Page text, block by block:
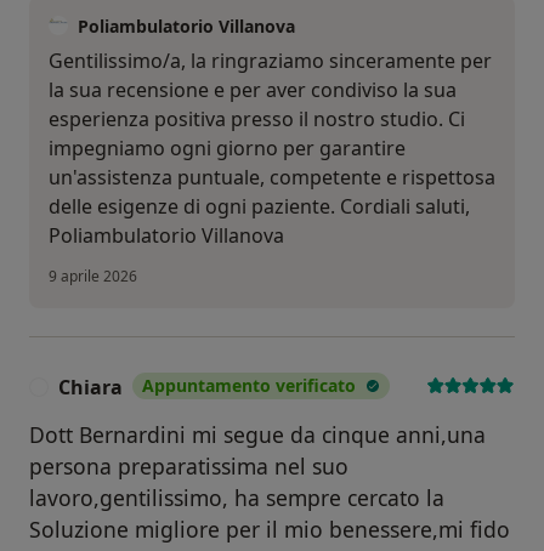
Poliambulatorio Villanova
Gentilissimo/a, la ringraziamo sinceramente per
la sua recensione e per aver condiviso la sua
esperienza positiva presso il nostro studio. Ci
impegniamo ogni giorno per garantire
un'assistenza puntuale, competente e rispettosa
delle esigenze di ogni paziente. Cordiali saluti,
Poliambulatorio Villanova
9 aprile 2026
Chiara Appuntamento verificato
Dott Bernardini mi segue da cinque anni,una
persona preparatissima nel suo
lavoro,gentilissimo, ha sempre cercato la
Soluzione migliore per il mio benessere,mi fido